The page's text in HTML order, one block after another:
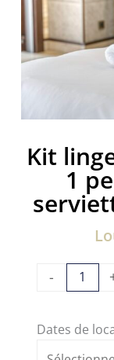
Kit
1
-
quantité
linge
de
Dates de